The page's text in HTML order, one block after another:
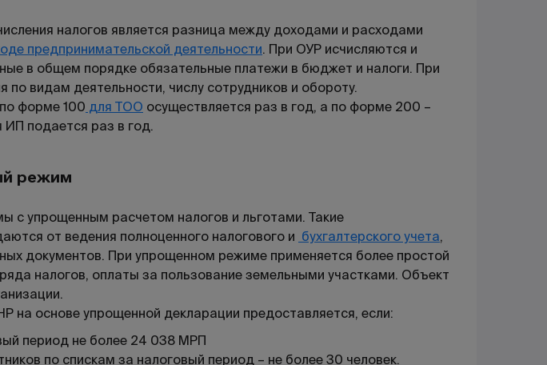
налогов является разница между доходами и расходами
предпринимательской деятельности. При ОУР исчисляются и
в общем порядке обязательные платежи в бюджет и налоги. При
по видам деятельности, числу сотрудников и обороту.
форме 100 для ТОО осуществляется раз в год, а по форме 200 –
подается раз в год.
режим
с упрощенным расчетом налогов и льготами. Такие
от ведения полноценного налогового и бухгалтерского учета,
документов. При упрощенном режиме применяется более простой
налогов, оплаты за пользование земельными участками. Объект
на основе упрощенной декларации предоставляется, если:
период не более 24 038 МРП
по спискам за налоговый период – не более 30 человек.